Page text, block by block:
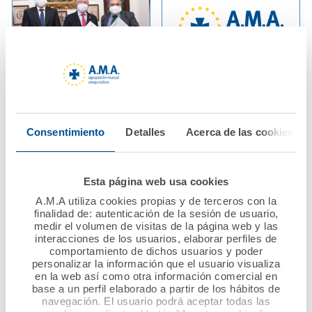
Consentimiento Detalles Acerca de las cookies
Esta página web usa cookies
A.M.A utiliza cookies propias y de terceros con la
finalidad de: autenticación de la sesión de usuario,
medir el volumen de visitas de la página web y las
interacciones de los usuarios, elaborar perfiles de
comportamiento de dichos usuarios y poder
personalizar la información que el usuario visualiza
en la web así como otra información comercial en
base a un perfil elaborado a partir de los hábitos de
navegación. El usuario podrá aceptar todas las
AMA Vida firma con el
Colegio de Médicos de
Ver noticia
La Fundación A.M.A.
convoca 124 becas
profesionales
sanitarios
Ver noticia